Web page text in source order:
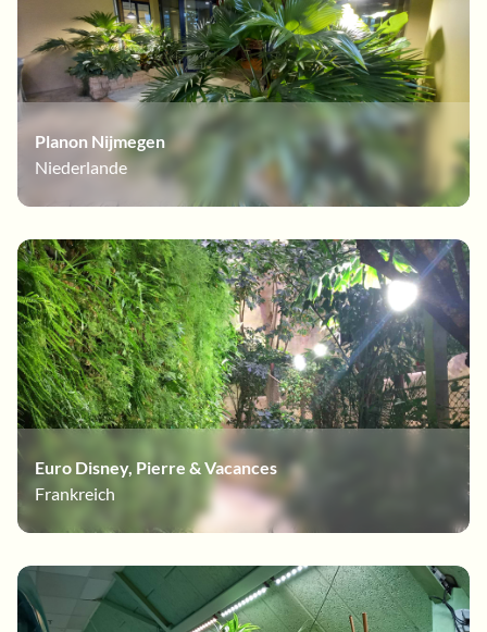
Planon Nijmegen
Niederlande
Euro Disney, Pierre & Vacances
Frankreich